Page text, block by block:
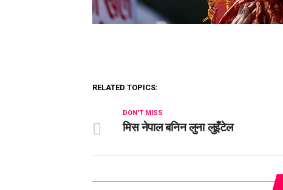
RELATED TOPICS:
DON'T MISS
मिस नेपाल बनिन लुना लुइँटेल